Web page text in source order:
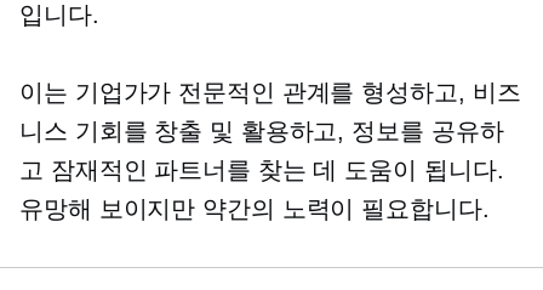
입니다.
이는 기업가가 전문적인 관계를 형성하고, 비즈
니스 기회를 창출 및 활용하고, 정보를 공유하
고 잠재적인 파트너를 찾는 데 도움이 됩니다.
유망해 보이지만 약간의 노력이 필요합니다.